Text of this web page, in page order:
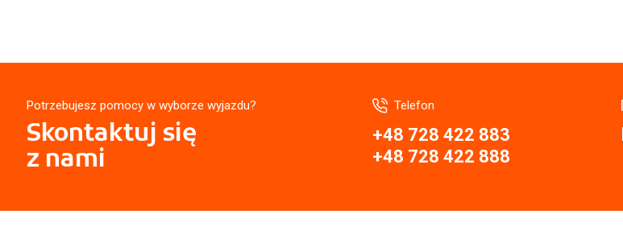
Potrzebujesz pomocy w wyborze wyjazdu?
Skontaktuj się
z nami
Telefon
+48 728 422 883
+48 728 422 888